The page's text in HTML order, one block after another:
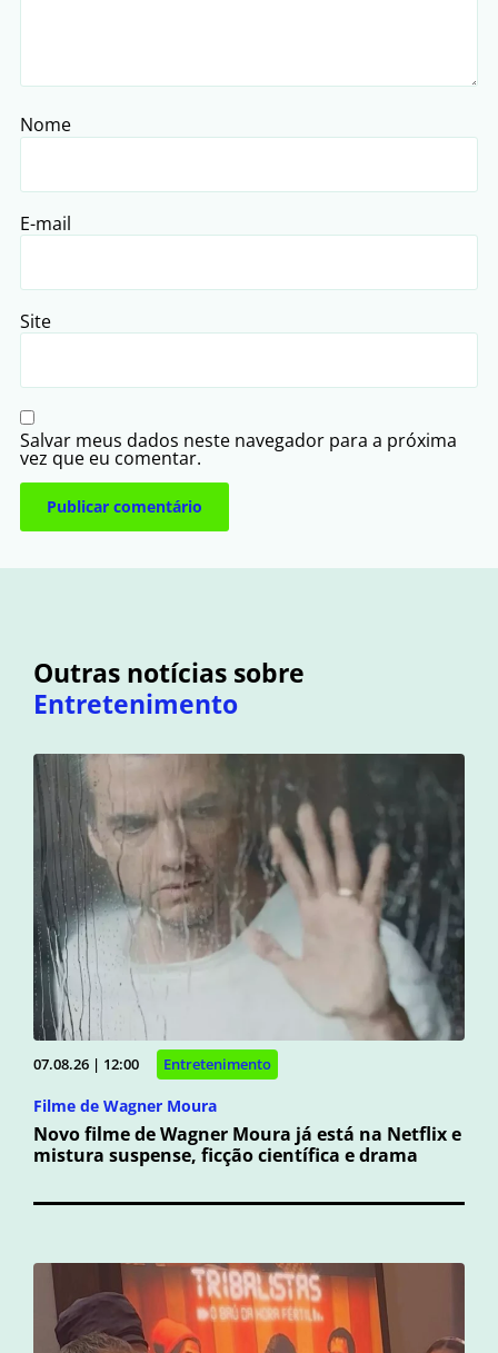
Nome
E-mail
Site
Salvar meus dados neste navegador para a próxima
vez que eu comentar.
Outras notícias sobre
Entretenimento
07.08.26 | 12:00 Entretenimento
Filme de Wagner Moura
Novo filme de Wagner Moura já está na Netflix e
mistura suspense, ficção científica e drama